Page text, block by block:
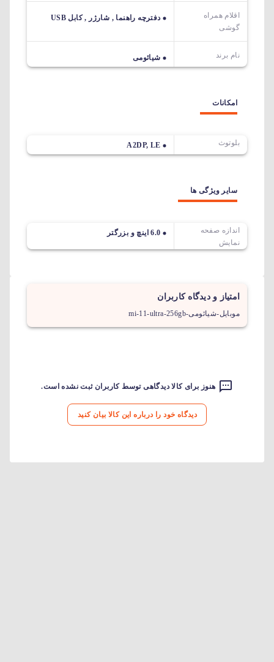
اقلام همراه
گوشی
دفترچه راهنما , شارژر , کابل USB
نام برند شیائومی
امکانات
بلوتوث A2DP, LE
سایر ویژگی ها
اندازه صفحه
نمایش
6.0 اینچ و بزرگتر
امتیاز و دیدگاه کاربران
موبایل-شیائومی-mi-11-ultra-256gb
هنوز برای کالا دیدگاهی توسط کاربران ثبت نشده است.
دیدگاه خود را درباره این کالا بیان کنید